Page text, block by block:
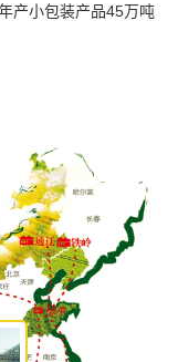
产小包装产品45万吨